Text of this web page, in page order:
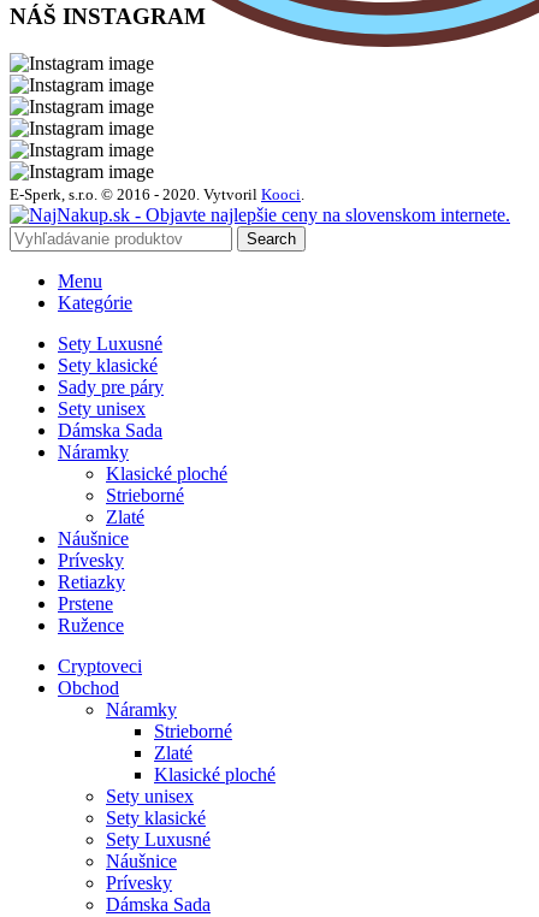
NÁŠ INSTAGRAM
E-Sperk, s.r.o. © 2016 - 2020. Vytvoril Kooci.
Search
Menu
Kategórie
Sety Luxusné
Sety klasické
Sady pre páry
Sety unisex
Dámska Sada
Náramky
Klasické ploché
Strieborné
Zlaté
Náušnice
Prívesky
Retiazky
Prstene
Ružence
Cryptoveci
Obchod
Náramky
Strieborné
Zlaté
Klasické ploché
Sety unisex
Sety klasické
Sety Luxusné
Náušnice
Prívesky
Dámska Sada